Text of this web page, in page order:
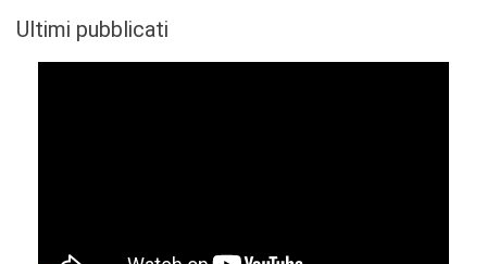
Ultimi pubblicati